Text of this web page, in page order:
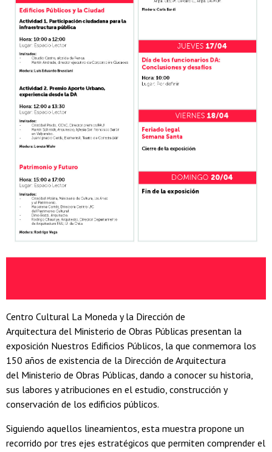
Centro Cultural La Moneda y la Dirección de
Arquitectura del Ministerio de Obras Públicas presentan la
exposición Nuestros Edificios Públicos, la que conmemora los
150 años de existencia de la Dirección de Arquitectura
del Ministerio de Obras Públicas, dando a conocer su historia,
sus labores y atribuciones en el estudio, construcción y
conservación de los edificios públicos.
Siguiendo aquellos lineamientos, esta muestra propone un
recorrido por tres ejes estratégicos que permiten comprender el